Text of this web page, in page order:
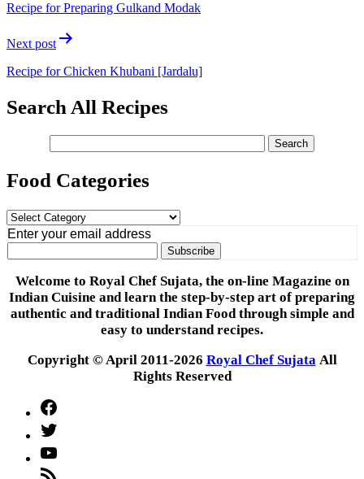
Recipe for Preparing Gulkand Modak
Next post
Recipe for Chicken Khubani [Jardalu]
Search All Recipes
Food Categories
Food
Categories
Enter your email address
Welcome to Royal Chef Sujata, the on-line Magazine on
Indian Cuisine and learn the step-by-step art of preparing
authentic and traditional Indian Food through simple and
easy to understand recipes.
Copyright © April 2011-2026 Royal Chef Sujata All
Rights Reserved